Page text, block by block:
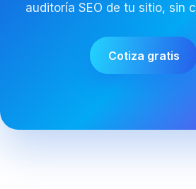
auditoría SEO de tu sitio, sin
Cotiza gratis